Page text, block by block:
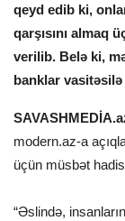
qeyd edib ki,
qarşısını almaq
verilib. Belə ki,
banklar
modern.az-a
üçün müsbət
“Əslində,